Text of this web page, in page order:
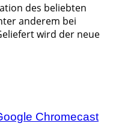
des beliebten
anderem bei
wird der neue
Chromecast